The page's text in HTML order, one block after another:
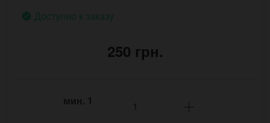
Доступно к заказу
250 грн.
мин. 1